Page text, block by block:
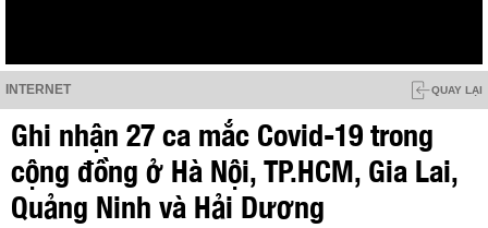
INTERNET QUAY LẠI
Ghi nhận 27 ca mắc Covid-19 trong
cộng đồng ở Hà Nội, TP.HCM, Gia Lai,
Quảng Ninh và Hải Dương